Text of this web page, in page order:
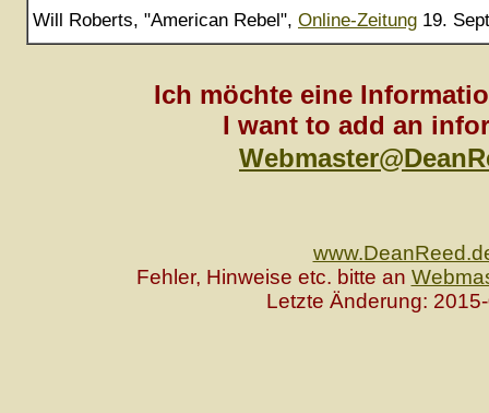
Will Roberts, "American Rebel", Online-Zeitung 19.
Ich möchte eine
I want to add an
Fehler, Hinweise etc. bitte an
Letzte Änderung: